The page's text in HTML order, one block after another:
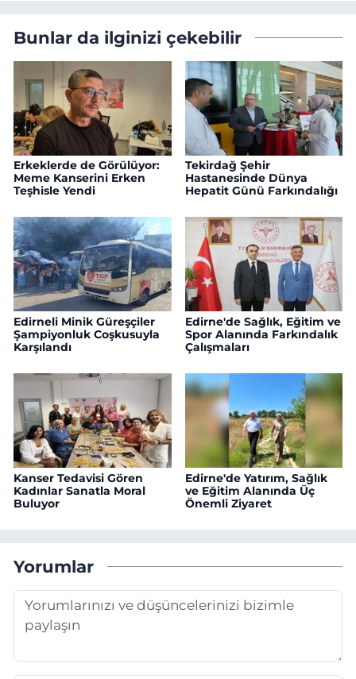
Bunlar da ilginizi çekebilir
Erkeklerde de Görülüyor:
Meme Kanserini Erken
Teşhisle Yendi
Tekirdağ Şehir
Hastanesinde Dünya
Hepatit Günü Farkındalığı
Edirneli Minik Güreşçiler
Şampiyonluk Coşkusuyla
Karşılandı
Edirne'de Sağlık, Eğitim ve
Spor Alanında Farkındalık
Çalışmaları
Kanser Tedavisi Gören
Kadınlar Sanatla Moral
Buluyor
Edirne'de Yatırım, Sağlık
ve Eğitim Alanında Üç
Önemli Ziyaret
Yorumlar